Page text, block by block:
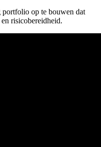
op te bouwen dat
risicobereidheid.